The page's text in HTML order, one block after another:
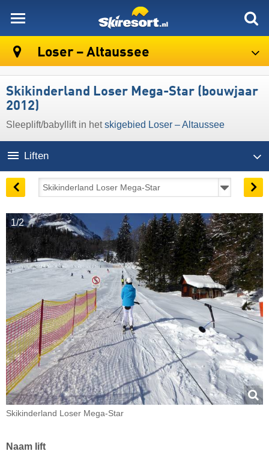
Loser – Altaussee
Skikinderland Loser Mega-Star (bouwjaar
2012)
Sleeplift/babyllift in hetskigebied Loser – Altaussee
Liften
1/2
Skikinderland Loser Mega-Star
Naam lift